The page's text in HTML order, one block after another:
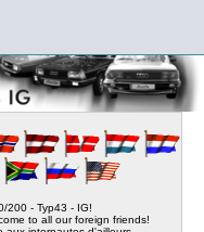
200 - Typ43 - IG!
to all our foreign friends!